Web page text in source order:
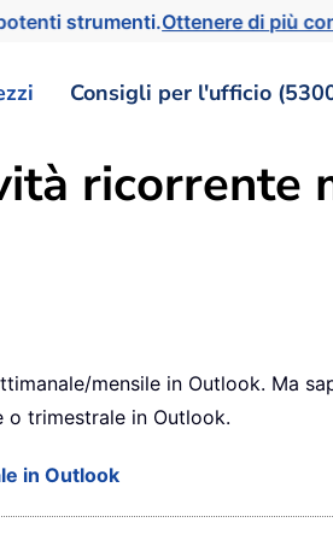
strumenti.Ottenere di più
Consigli per l'ufficio
ricorrente
mensile in Outlook. Ma
trimestrale in Outlook.
in Outlook